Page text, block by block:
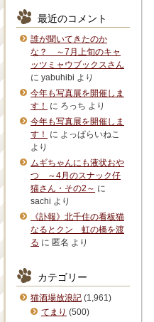
最近のコメント
誰が聞いてきたのか
な？ ～7月上旬のキャ
ッツミャウブックスさん
に yabuhibi より
今年も写真展を開催しま
す！
に ろっち より
今年も写真展を開催しま
す！
に よっぱらいねこ
より
ムギちゃんにも液状おや
つ ～4月のスナック仔
猫さん・その2～ に
sachi より
《訃報》北千住の看板猫
なるとクン 虹の橋を渡
る に 匿名 より
カテゴリー
猫酒場放浪記 (1,961)
てまり (500)